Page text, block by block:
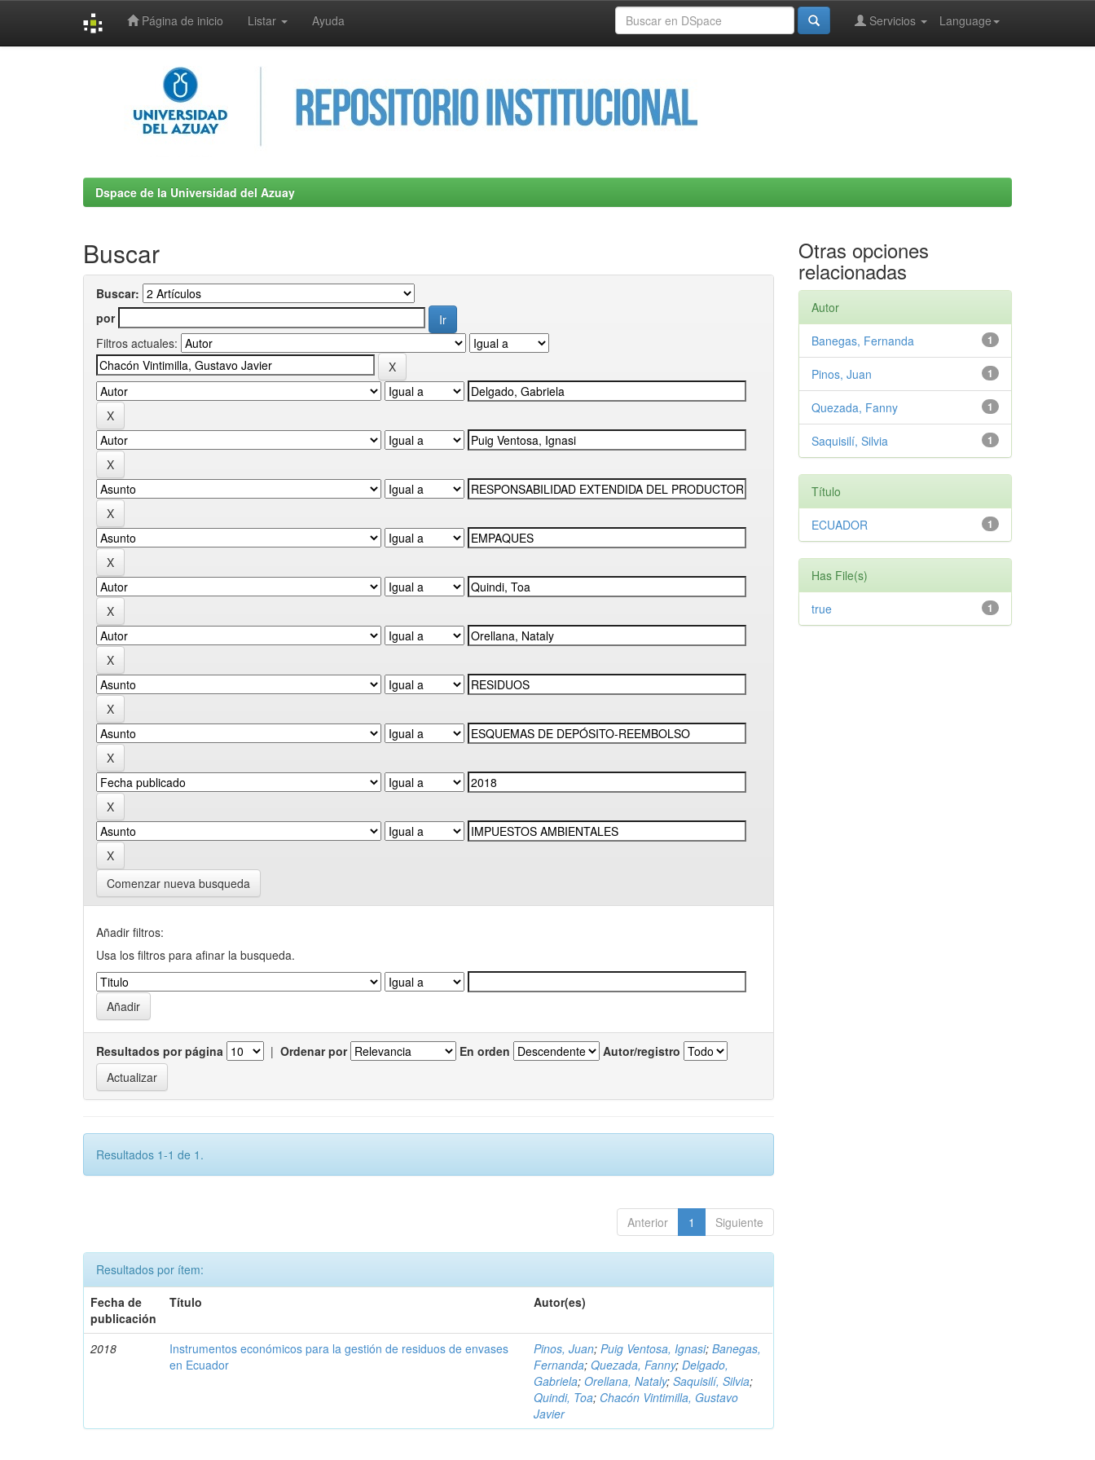
Página de inicio Listar Ayuda Language
Servicios
Dspace de la Universidad del Azuay
Buscar
Buscar:
por
Filtros actuales:
Comenzar nueva busqueda
Añadir filtros:
Usa los filtros para afinar la busqueda.
Resultados por página | Ordenar por En orden Autor/registro
Resultados 1-1 de 1.
Anterior 1 Siguiente
Resultados por ítem:
Fecha de
publicación
Título Autor(es)
2018
Instrumentos económicos para la gestión de residuos de envases
en Ecuador
Pinos, Juan;Puig Ventosa, Ignasi;Banegas,
Fernanda;Quezada, Fanny;Delgado,
Gabriela;Orellana, Nataly;Saquisilí, Silvia;
Quindi, Toa; Chacón Vintimilla, Gustavo
Javier
Otras opciones
relacionadas
Autor
1
Banegas, Fernanda
1
Pinos, Juan
1
Quezada, Fanny
1
Saquisilí, Silvia
Título
1
ECUADOR
Has File(s)
1
true